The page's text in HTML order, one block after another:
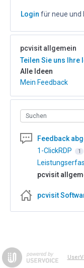
Login für neue und
pcvisit allgemein
Kategorien
Teilen Sie uns Ihre
Alle Ideen
Mein Feedback
Suchen
Feedback
1-ClickRDP
1
pcvisit
pcvisit